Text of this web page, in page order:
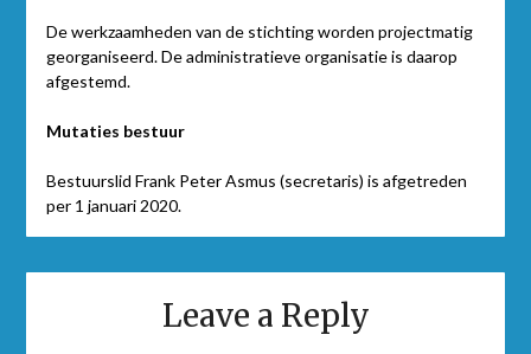
De werkzaamheden van de stichting worden projectmatig
georganiseerd. De administratieve organisatie is daarop
afgestemd.
Mutaties bestuur
Bestuurslid Frank Peter Asmus (secretaris) is afgetreden
per 1 januari 2020.
Leave a Reply